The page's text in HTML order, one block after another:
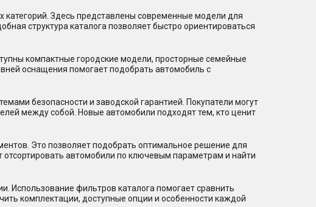
категорий. Здесь представлены современные модели для
структура каталога позволяет быстро ориентироваться
компактные городские модели, просторные семейные
оснащения помогает подобрать автомобиль с
безопасности и заводской гарантией. Покупатели могут
между собой. Новые автомобили подходят тем, кто ценит
Это позволяет подобрать оптимальное решение для
автомобили по ключевым параметрам и найти
Использование фильтров каталога помогает сравнить
комплектации, доступные опции и особенности каждой